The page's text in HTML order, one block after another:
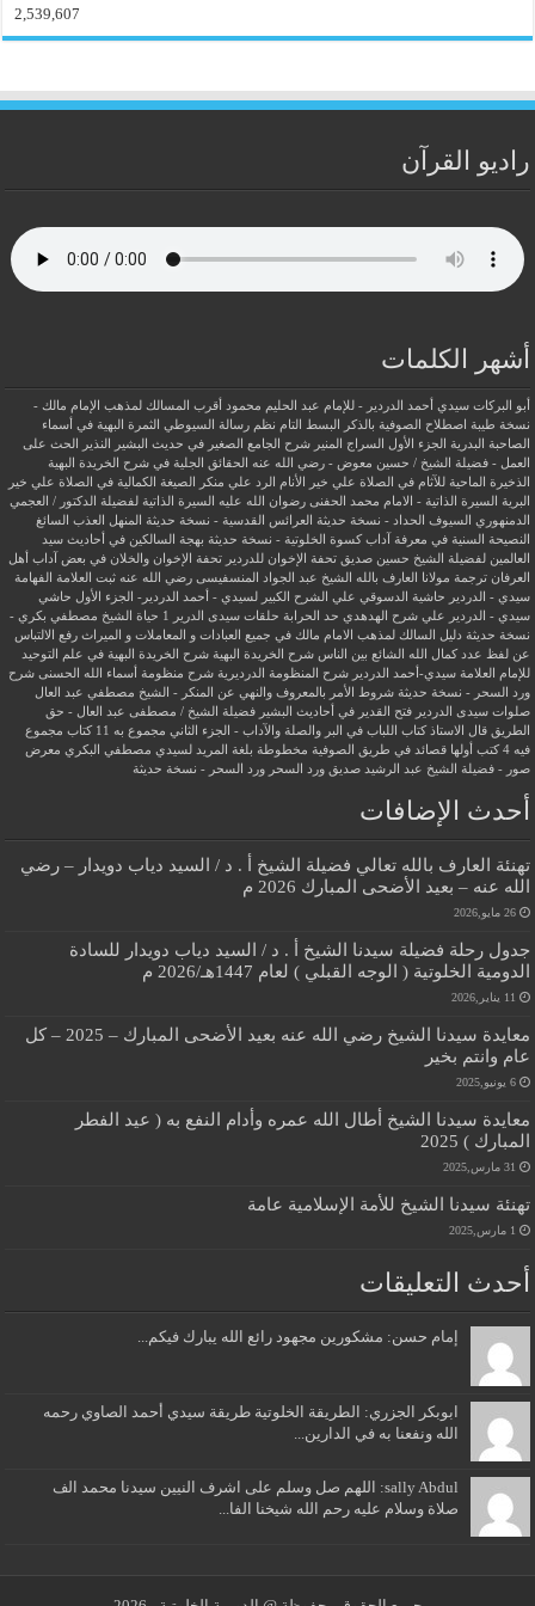
2,539,607
راديو القرآن
أشهر الكلمات
أبو البركات سيدي أحمد الدردير - للإمام عبد الحليم محمود
أقرب المسالك لمذهب الإمام مالك -
نسخة طيبة اصطلاح الصوفية بالذكر البسط التام نظم رسالة السيوطي
الثمرة البهية في أسماء
الصاحبة البدرية
الجزء الأول السراج المنير شرح الجامع الصغير في حديث البشير النذير
الحث على
العمل - فضيلة الشيخ / حسين معوض - رضي الله عنه
الحقائق الجلية في شرح الخريدة البهية
الذخيرة الماحية للآثام في الصلاة علي خير الأنام
الرد علي منكر الصيغة الكمالية في الصلاة علي خير
البرية
السيرة الذاتية - الامام محمد الحفنى رضوان الله عليه
السيرة الذاتية لفضيلة الدكتور / العجمي
الدمنهوري
السيوف الحداد - نسخة حديثة العرائس القدسية - نسخة حديثة
المنهل العذب السائغ
النصيحة السنية في معرفة آداب كسوة الخلوتية - نسخة حديثة بهجة السالكين في أحاديث سيد
العالمين لفضيلة الشيخ حسين صديق
تحفة الإخوان للدردير تحفة الإخوان والخلان في بعض آداب أهل
العرفان ترجمة مولانا العارف بالله الشيخ عبد الجواد المنسفيسى رضي الله عنه ثبت العلامة الفهامة
سيدي - الدردير
حاشية الدسوقي علي الشرح الكبير لسيدي - أحمد الدردير- الجزء الأول حاشي
سيدي - الدردير علي شرح الهدهدي حد الحرابة حلقات سيدى الدرير 1
حياة الشيخ مصطفي بكري -
نسخة حديثة دليل السالك لمذهب الامام مالك في جميع العبادات و المعاملات و الميراث رفع الالتباس
عن لفظ عدد كمال الله الشائع بين الناس شرح الخريدة البهية شرح الخريدة البهية في علم التوحيد
للإمام العلامة سيدي-أحمد الدردير شرح المنظومة الدرديرية شرح منظومة أسماء الله الحسنى شرح
ورد السحر - نسخة حديثة شروط الأمر بالمعروف والنهي عن المنكر - الشيخ مصطفي عبد العال
صلوات سيدى الدردير فتح القدير في أحاديث البشير فضيلة الشيخ / مصطفى عبد العال - حق
الطريق
قال الاستاذ كتاب اللباب في البر والصلة والآداب - الجزء الثاني مجموع به 11 كتاب
مجموع
فيه 4 كتب أولها قصائد في طريق الصوفية
مخطوطة بلغة المريد لسيدي مصطفي البكري معرض
صور - فضيلة الشيخ عبد الرشيد صديق
ورد السحر ورد السحر - نسخة حديثة
أحدث الإضافات
تهنئة العارف بالله تعالي فضيلة الشيخ أ . د / السيد دياب دويدار – رضي
الله عنه – بعيد الأضحى المبارك 2026 م
26 مايو,2026
جدول رحلة فضيلة سيدنا الشيخ أ . د / السيد دياب دويدار للسادة
الدومية الخلوتية ( الوجه القبلي ) لعام 1447هـ/2026 م
11 يناير,2026
معايدة سيدنا الشيخ رضي الله عنه بعيد الأضحى المبارك – 2025 – كل
عام وانتم بخير
6 يونيو,2025
معايدة سيدنا الشيخ أطال الله عمره وأدام النفع به ( عيد الفطر
المبارك ) 2025
31 مارس,2025
تهنئة سيدنا الشيخ للأمة الإسلامية عامة
1 مارس,2025
أحدث التعليقات
إمام حسن: مشكورين مجهود رائع الله يبارك فيكم...
ابوبكر الجزري: الطريقة الخلوتية طريقة سيدي أحمد الصاوي رحمه
الله ونفعنا به في الدارين...
sally Abdul: اللهم صل وسلم على اشرف النيين سيدنا محمد الف
صلاة وسلام عليه رحم الله شيخنا الفا...